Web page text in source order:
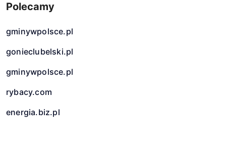
Polecamy
gminywpolsce.pl
gonieclubelski.pl
gminywpolsce.pl
rybacy.com
energia.biz.pl